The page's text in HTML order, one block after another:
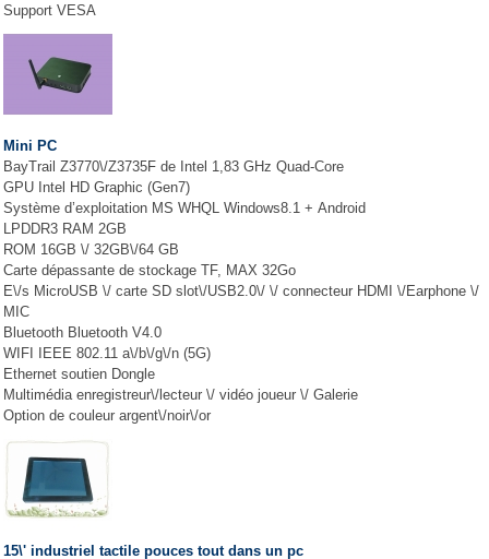
Support VESA
Mini PC
BayTrail Z3770\/Z3735F de Intel 1,83 GHz Quad-Core
GPU Intel HD Graphic (Gen7)
Système d’exploitation MS WHQL Windows8.1 + Android
LPDDR3 RAM 2GB
ROM 16GB \/ 32GB\/64 GB
Carte dépassante de stockage TF, MAX 32Go
E\/s MicroUSB \/ carte SD slot\/USB2.0\/ \/ connecteur HDMI \/Earphone \/
MIC
Bluetooth Bluetooth V4.0
WIFI IEEE 802.11 a\/b\/g\/n (5G)
Ethernet soutien Dongle
Multimédia enregistreur\/lecteur \/ vidéo joueur \/ Galerie
Option de couleur argent\/noir\/or
15\' industriel tactile pouces tout dans un pc